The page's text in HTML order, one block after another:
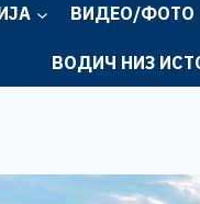
ВИДЕО/ФОТО
ВОДИЧ НИЗ